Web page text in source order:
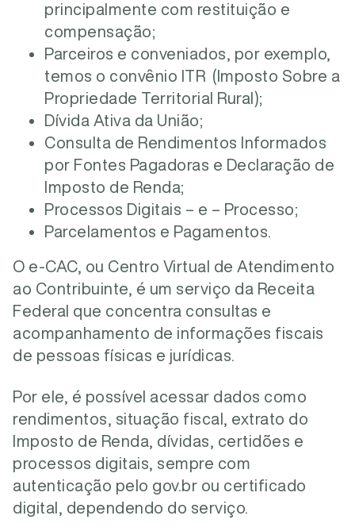
principalmente com restituição e
compensação;
Parceiros e conveniados, por exemplo,
temos o convênio ITR (Imposto Sobre a
Propriedade Territorial Rural);
Dívida Ativa da União;
Consulta de Rendimentos Informados
por Fontes Pagadoras e Declaração de
Imposto de Renda;
Processos Digitais – e – Processo;
Parcelamentos e Pagamentos.
O e-CAC, ou Centro Virtual de Atendimento
ao Contribuinte, é um serviço da Receita
Federal que concentra consultas e
acompanhamento de informações fiscais
de pessoas físicas e jurídicas.
Por ele, é possível acessar dados como
rendimentos, situação fiscal, extrato do
Imposto de Renda, dívidas, certidões e
processos digitais, sempre com
autenticação pelo gov.br ou certificado
digital, dependendo do serviço.